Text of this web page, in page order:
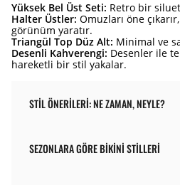
Yüksek Bel Üst Seti: Retro bir
Halter Üstler: Omuzları öne
görünüm yaratır.
Triangül Top Düz Alt: Minimal ve
Desenli Kahverengi: Desenler ile
hareketli bir stil yakalar.
STIL ÖNERILERI: NE ZAMAN, NEYLE?
SEZONLARA GÖRE BIKINI STILLERI